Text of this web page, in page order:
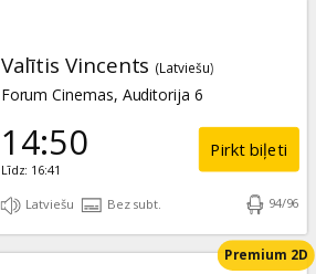
Valītis Vincents (Latviešu)
Forum Cinemas, Auditorija 6
14:50
Līdz: 16:41
Pirkt biļeti
Latviešu Bez subt. 94/96
Premium 2D